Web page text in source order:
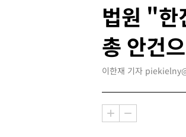
법원 "한
총 안건
이한재 기자